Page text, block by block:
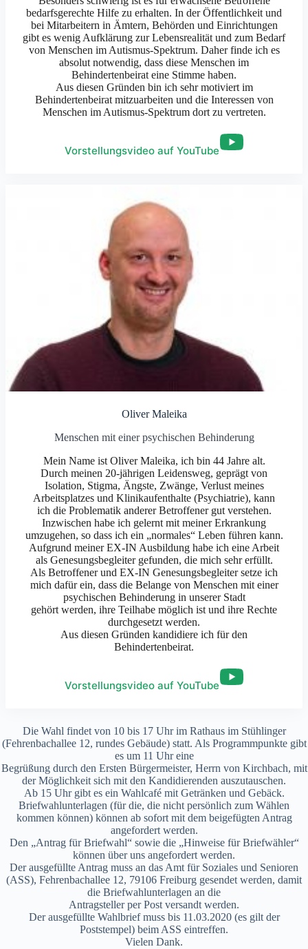
bedarfsgerechte Hilfe zu erhalten. In der Öffentlichkeit und
bei Mitarbeitern in Ämtern, Behörden und Einrichtungen
gibt es wenig Aufklärung zur Lebensrealität und zum Bedarf
von Menschen im Autismus-Spektrum. Daher finde ich es
absolut notwendig, dass diese Menschen im
Behindertenbeirat eine Stimme haben.
Aus diesen Gründen bin ich sehr motiviert im
Behindertenbeirat mitzuarbeiten und die Interessen von
Menschen im Autismus-Spektrum dort zu vertreten.
Vorstellungsvideo auf YouTube
Oliver Maleika
Menschen mit einer psychischen Behinderung
Mein Name ist Oliver Maleika, ich bin 44 Jahre alt.
Durch meinen 20-jährigen Leidensweg, geprägt von
Isolation, Stigma, Ängste, Zwänge, Verlust meines
Arbeitsplatzes und Klinikaufenthalte (Psychiatrie), kann
ich die Problematik anderer Betroffener gut verstehen.
Inzwischen habe ich gelernt mit meiner Erkrankung
umzugehen, so dass ich ein „normales“ Leben führen kann.
Aufgrund meiner EX-IN Ausbildung habe ich eine Arbeit
als Genesungsbegleiter gefunden, die mich sehr erfüllt.
Als Betroffener und EX-IN Genesungsbegleiter setze ich
mich dafür ein, dass die Belange von Menschen mit einer
psychischen Behinderung in unserer Stadt
gehört werden, ihre Teilhabe möglich ist und ihre Rechte
durchgesetzt werden.
Aus diesen Gründen kandidiere ich für den
Behindertenbeirat.
Vorstellungsvideo auf YouTube
Die Wahl findet von 10 bis 17 Uhr im Rathaus im Stühlinger
(Fehrenbachallee 12, rundes Gebäude) statt. Als Programmpunkte gibt
es um 11 Uhr eine
Begrüßung durch den Ersten Bürgermeister, Herrn von Kirchbach, mit
der Möglichkeit sich mit den Kandidierenden auszutauschen.
Ab 15 Uhr gibt es ein Wahlcafé mit Getränken und Gebäck.
Briefwahlunterlagen (für die, die nicht persönlich zum Wählen
kommen können) können ab sofort mit dem beigefügten Antrag
angefordert werden.
Den „Antrag für Briefwahl“ sowie die „Hinweise für Briefwähler“
können über uns angefordert werden.
Der ausgefüllte Antrag muss an das Amt für Soziales und Senioren
(ASS), Fehrenbachallee 12, 79106 Freiburg gesendet werden, damit
die Briefwahlunterlagen an die
Antragsteller per Post versandt werden.
Der ausgefüllte Wahlbrief muss bis 11.03.2020 (es gilt der
Poststempel) beim ASS eintreffen.
Vielen Dank.